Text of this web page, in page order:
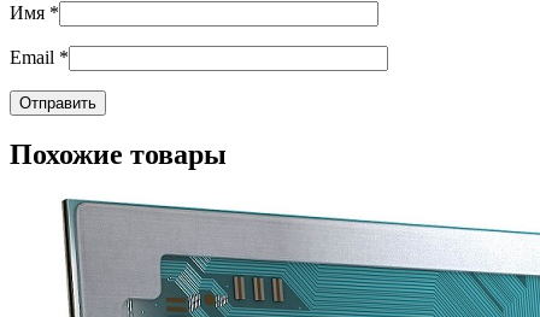
Имя *
Email *
Похожие товары